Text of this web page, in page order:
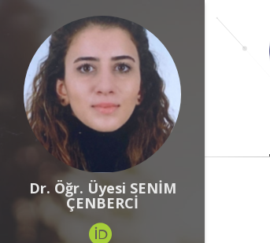
Dr. Öğr. Üyesi SENİM
ÇENBERCİ